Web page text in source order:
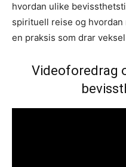
hvordan ulike
spirituell reise og
en praksis som drar
Videoforedrag